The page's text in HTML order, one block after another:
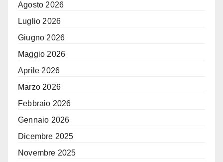
Agosto 2026
Luglio 2026
Giugno 2026
Maggio 2026
Aprile 2026
Marzo 2026
Febbraio 2026
Gennaio 2026
Dicembre 2025
Novembre 2025